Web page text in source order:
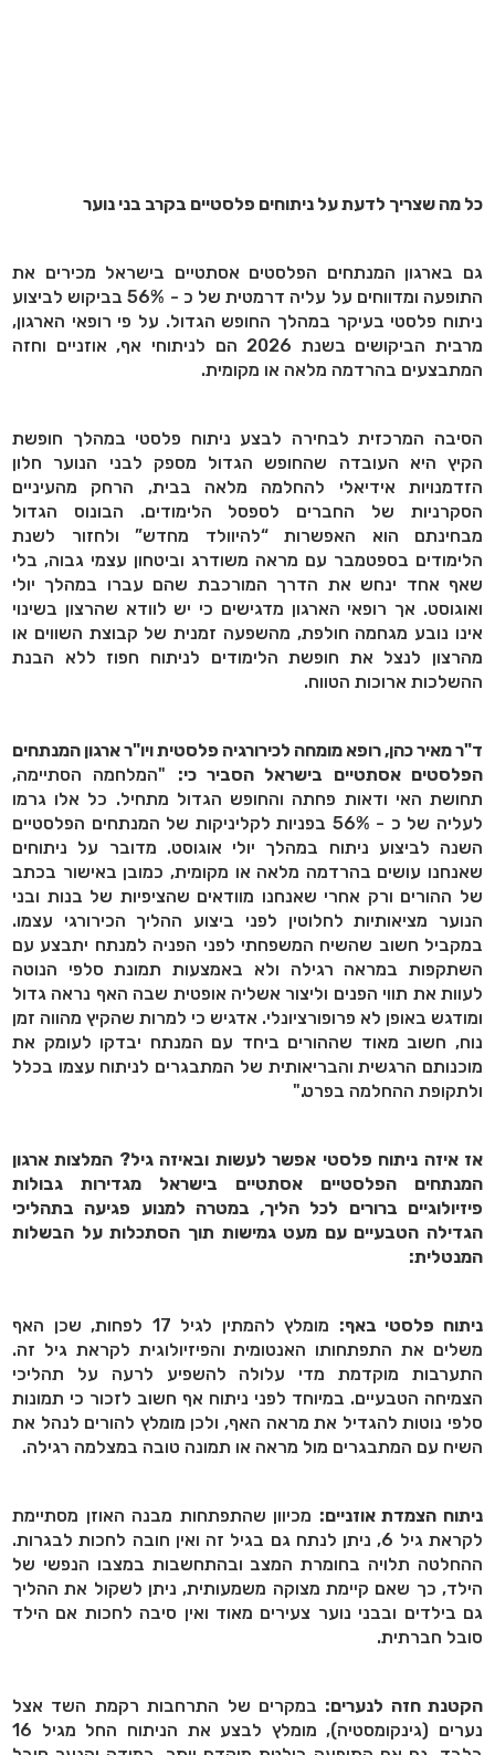
כל מה שצריך לדעת על ניתוחים פלסטיים בקרב בני נוער
גם בארגון המנתחים הפלסטים אסתטיים בישראל מכירים את
התופעה ומדווחים על עליה דרמטית של כ - 56% בביקוש לביצוע
ניתוח פלסטי בעיקר במהלך החופש הגדול. על פי רופאי הארגון,
מרבית הביקושים בשנת 2026 הם לניתוחי אף, אוזניים וחזה
המתבצעים בהרדמה מלאה או מקומית.
הסיבה המרכזית לבחירה לבצע ניתוח פלסטי במהלך חופשת
הקיץ היא העובדה שהחופש הגדול מספק לבני הנוער חלון
הזדמנויות אידיאלי להחלמה מלאה בבית, הרחק מהעיניים
הסקרניות של החברים לספסל הלימודים. הבונוס הגדול
מבחינתם הוא האפשרות “להיוולד מחדש” ולחזור לשנת
הלימודים בספטמבר עם מראה משודרג וביטחון עצמי גבוה, בלי
שאף אחד ינחש את הדרך המורכבת שהם עברו במהלך יולי
ואוגוסט. אך רופאי הארגון מדגישים כי יש לוודא שהרצון בשינוי
אינו נובע מגחמה חולפת, מהשפעה זמנית של קבוצת השווים או
מהרצון לנצל את חופשת הלימודים לניתוח חפוז ללא הבנת
ההשלכות ארוכות הטווח.
ד"ר מאיר כהן, רופא מומחה לכירורגיה פלסטית ויו"ר ארגון המנתחים
הפלסטים אסתטיים בישראל הסביר כי:"המלחמה הסתיימה,
תחושת האי ודאות פחתה והחופש הגדול מתחיל. כל אלו גרמו
לעליה של כ - 56% בפניות לקליניקות של המנתחים הפלסטיים
השנה לביצוע ניתוח במהלך יולי אוגוסט. מדובר על ניתוחים
שאנחנו עושים בהרדמה מלאה או מקומית, כמובן באישור בכתב
של ההורים ורק אחרי שאנחנו מוודאים שהציפיות של בנות ובני
הנוער מציאותיות לחלוטין לפני ביצוע ההליך הכירורגי עצמו.
במקביל חשוב שהשיח המשפחתי לפני הפניה למנתח יתבצע עם
השתקפות במראה רגילה ולא באמצעות תמונת סלפי הנוטה
לעוות את תווי הפנים וליצור אשליה אופטית שבה האף נראה גדול
ומודגש באופן לא פרופורציונלי. אדגיש כי למרות שהקיץ מהווה זמן
נוח, חשוב מאוד שההורים ביחד עם המנתח יבדקו לעומק את
מוכנותם הרגשית והבריאותית של המתבגרים לניתוח עצמו בכלל
ולתקופת ההחלמה בפרט."
אז איזה ניתוח פלסטי אפשר לעשות ובאיזה גיל? המלצות ארגון
המנתחים הפלסטיים אסתטיים בישראל מגדירות גבולות
פיזיולוגיים ברורים לכל הליך, במטרה למנוע פגיעה בתהליכי
הגדילה הטבעיים עם מעט גמישות תוך הסתכלות על הבשלות
המנטלית:
ניתוח פלסטי באף:
מומלץ להמתין לגיל 17 לפחות, שכן האף
משלים את התפתחותו האנטומית והפיזיולוגית לקראת גיל זה.
התערבות מוקדמת מדי עלולה להשפיע לרעה על תהליכי
הצמיחה הטבעיים. במיוחד לפני ניתוח אף חשוב לזכור כי תמונות
סלפי נוטות להגדיל את מראה האף, ולכן מומלץ להורים לנהל את
השיח עם המתבגרים מול מראה או תמונה טובה במצלמה רגילה.
ניתוח הצמדת אוזניים:מכיוון שהתפתחות מבנה האוזן מסתיימת
לקראת גיל 6, ניתן לנתח גם בגיל זה ואין חובה לחכות לבגרות.
ההחלטה תלויה בחומרת המצב ובהתחשבות במצבו הנפשי של
הילד, כך שאם קיימת מצוקה משמעותית, ניתן לשקול את ההליך
גם בילדים ובבני נוער צעירים מאוד ואין סיבה לחכות אם הילד
סובל חברתית.
הקטנת חזה לנערים:במקרים של התרחבות רקמת השד אצל
נערים (גינקומסטיה), מומלץ לבצע את הניתוח החל מגיל 16